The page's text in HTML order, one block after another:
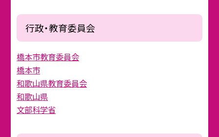
行政・教育委員会
橋本市教育委員会
橋本市
和歌山県教育委員会
和歌山県
文部科学省